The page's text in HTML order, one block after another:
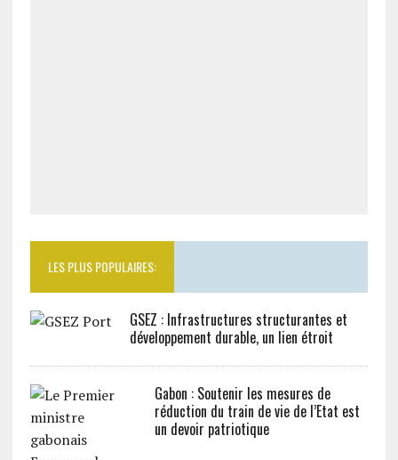
LES PLUS POPULAIRES:
GSEZ : Infrastructures structurantes et
développement durable, un lien étroit
Gabon : Soutenir les mesures de
réduction du train de vie de l’Etat est
un devoir patriotique